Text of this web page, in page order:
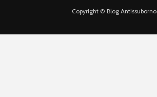
Copyright © Blog Antissuborno.